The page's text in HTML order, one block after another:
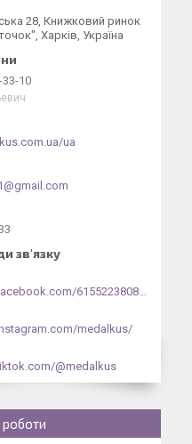
28, Книжковий ринок
Харків, Україна
33-10
ua
https://www.facebook.com/61552238084318/videos/1073030844413330/
medalkus/
@medalkus
роботи